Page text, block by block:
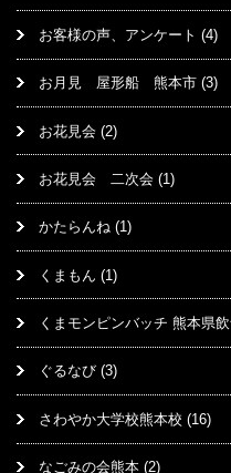
お客様の声、アンケート (4)
お月見 屋形船 熊本市 (3)
お花見会 (2)
お花見会 二次会 (1)
かたらんね (1)
くまもん (1)
くまモンピンバッチ 熊本県
ぐるなび (3)
さわやか大学校熊本校 (16)
なごみの会熊本 (2)